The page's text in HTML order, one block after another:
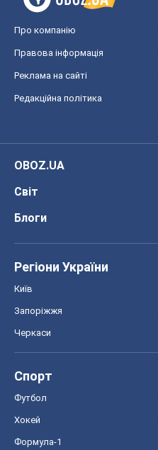
Про компанію
Правова інформація
Реклама на сайті
Редакційна політика
OBOZ.UA
Світ
Блоги
Регіони України
Київ
Запоріжжя
Черкаси
Спорт
Футбол
Хокей
Формула-1